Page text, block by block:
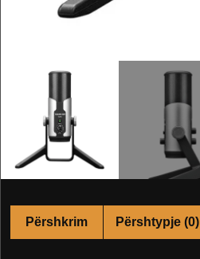
Përshkrim Përshtypje (0)